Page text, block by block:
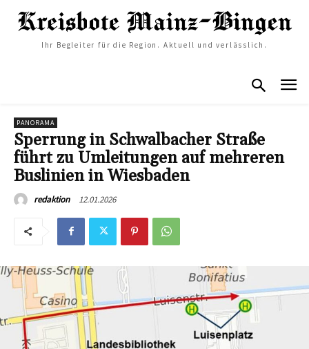
Ihr Begleiter für die Region. Aktuell und verlässlich.
PANORAMA
Sperrung in Schwalbacher Straße
führt zu Umleitungen auf mehreren
Buslinien in Wiesbaden
redaktion 12.01.2026